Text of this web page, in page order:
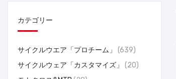
カテゴリー
サイクルウエア「プロチーム」
639
サイクルウェア「カスタマイズ」
20